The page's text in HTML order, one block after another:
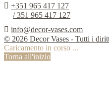
 +351 965 417 127
/ 351 965 417 127
 info@decor-vases.com
© 2026 Decor Vases - Tutti i
Caricamento in corso ...
Torna all'inizio